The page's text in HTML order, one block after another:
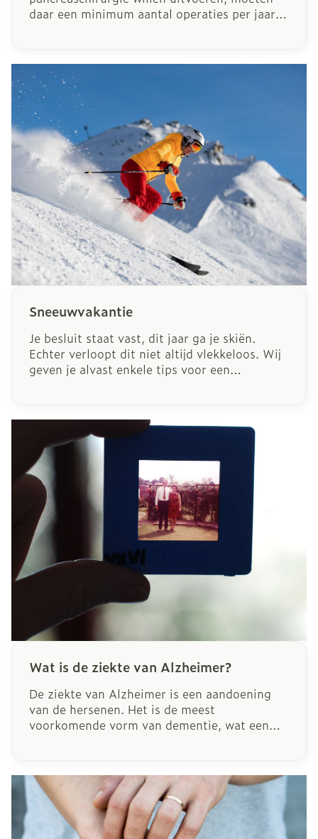
daar een minimum aantal operaties per jaar
"De feiten spreken voor zich: hoe meer
expertise een ziekenhuis heeft met de
behandeling van slokdarm- of
pancreaskanker, hoe meer kans een patiënt
heeft op een succesvolle behandeling", aldus
minister De Block. "Met deze maatregel
zullen we levens redden."
Sneeuwvakantie
Je besluit staat vast, dit jaar ga je skiën.
Echter verloopt dit niet altijd vlekkeloos. Wij
geven je alvast enkele tips voor een
Wat is de ziekte van Alzheimer?
De ziekte van Alzheimer is een aandoening
van de hersenen. Het is de meest
voorkomende vorm van dementie, wat een
bepaalde eiwitten de hersenen. Daardoor
ontstaan problemen die voornamelijk
beginnen met geheugenverlies.